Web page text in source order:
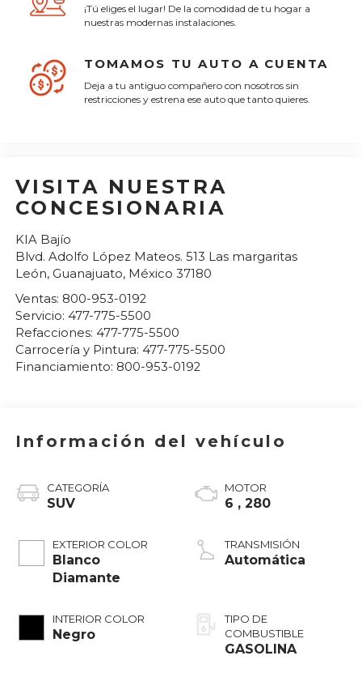
¡Tú eliges el lugar! De la comodidad de tu hogar a
nuestras modernas instalaciones.
TOMAMOS TU AUTO A CUENTA
Deja a tu antiguo compañero con nosotros sin
restricciones y estrena ese auto que tanto quieres.
VISITA NUESTRA
CONCESIONARIA
KIA Bajío
Blvd. Adolfo López Mateos. 513 Las margaritas
León, Guanajuato, México 37180
Ventas: 800-953-0192
Servicio: 477-775-5500
Refacciones: 477-775-5500
Carrocería y Pintura: 477-775-5500
Financiamiento: 800-953-0192
Información del vehículo
CATEGORÍA
SUV
EXTERIOR COLOR
Blanco
Diamante
INTERIOR COLOR
Negro
MOTOR
6 , 280
TRANSMISIÓN
Automática
TIPO DE
COMBUSTIBLE
GASOLINA